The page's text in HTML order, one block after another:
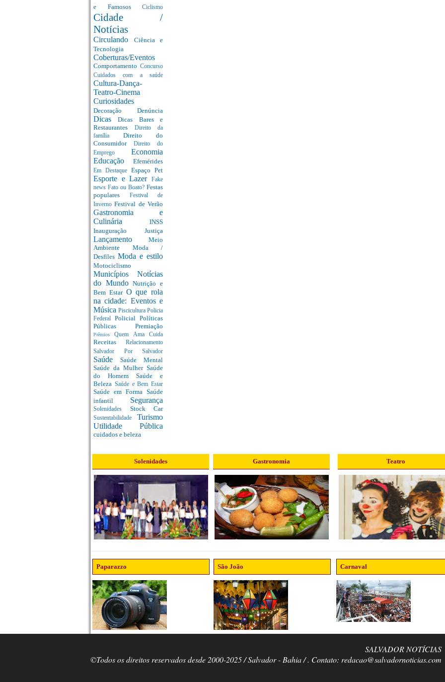
e Famosos Ciclismo
Cidade /
Notícias
Circulando Ciência e
Tecnologia
Coberturas/Eventos
Comportamento Concurso
Cuidados com a saúde
Cultura-Dança-
Teatro-Cinema
Curiosidades
Decoração Denúncia
DicasDicas Bares e
Restaurantes
Direito da
família Direito do
Consumidor Direito do
Emprego Economia
Educação Efemérides
Em Destaque Espaço Pet
Esporte e Lazer
Fake
news Fato ou Boato? Festas
populares
Festival de
InvernoFestival de Verão
Gastronomia e
Culinária INSS
Inauguração Justiça
Lançamento Meio
Ambiente Moda /
Desfiles Moda e estilo
Motociclismo
Municípios Notícias
do MundoNutrição e
Bem Estar O que rola
na cidade: Eventos e
Música Piscicultura Policia
Federal Policial Políticas
Públicas Premiação
PrêmiosQuem Ama Cuida
Receitas Relacionamento
Salvador Por Salvador
Saúde Saúde Mental
Saúde da Mulher Saúde
do Homem Saúde e
Beleza Saúde e Bem Estar
Saúde em Forma Saúde
infantil Segurança
Solenidades Stock Car
Sustentabilidade Turismo
Utilidade Pública
cuidados e beleza
Solenidades Gastronomia Teatro
Paparazzo São João Carnaval
SALVADOR NOTÍCIAS
©Todos os direitos reservados desde 2000-2025 / Salvador - Bahia / . Contato: redacao@salvadornoticias.com